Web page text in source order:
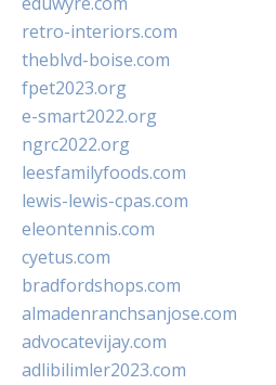
retro-interiors.com
theblvd-boise.com
fpet2023.org
e-smart2022.org
ngrc2022.org
leesfamilyfoods.com
lewis-lewis-cpas.com
eleontennis.com
cyetus.com
bradfordshops.com
almadenranchsanjose.com
advocatevijay.com
adlibilimler2023.com